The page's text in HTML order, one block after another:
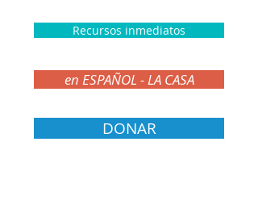
Recursos inmediatos
en ESPAÑOL - LA CASA
DONAR